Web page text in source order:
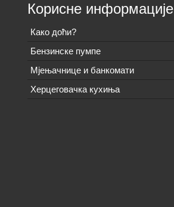
Корисне информације
Како доћи?
Бензинске пумпе
Мјењачнице и банкомати
Херцеговачка кухиња